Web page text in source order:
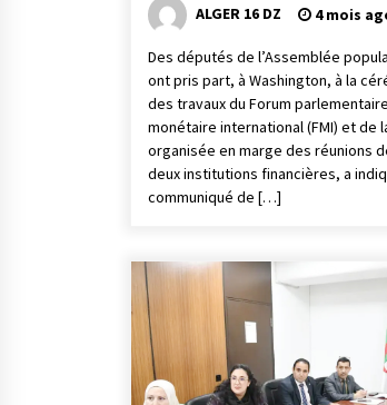
ALGER 16 DZ 4 mois
Des députés de l’Assemblée
ont pris part, à Washington, à la
des travaux du Forum
monétaire international (FMI) et de
organisée en marge des réunions
deux institutions financières, a
communiqué de […]